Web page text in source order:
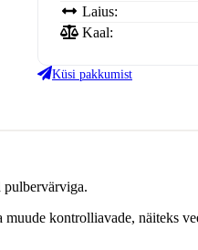
Laius:
Kaal:
Küsi pakkumist
pulbervärviga.
kontrolliavade, näiteks